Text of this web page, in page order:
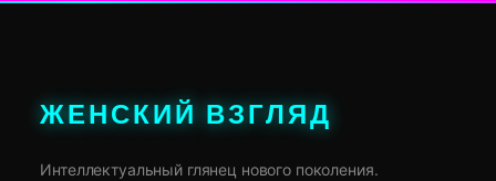
ЖЕНСКИЙ ВЗГЛЯД
Интеллектуальный глянец нового поколения.